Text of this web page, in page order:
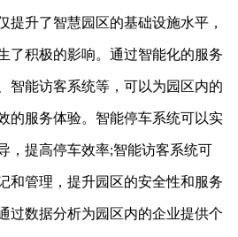
升了智慧园区的基础设施水平，
了积极的影响。通过智能化的服务
智能访客系统等，可以为园区内的
的服务体验。智能停车系统可以实
，提高停车效率;智能访客系统可
和管理，提升园区的安全性和服务
过数据分析为园区内的企业提供个